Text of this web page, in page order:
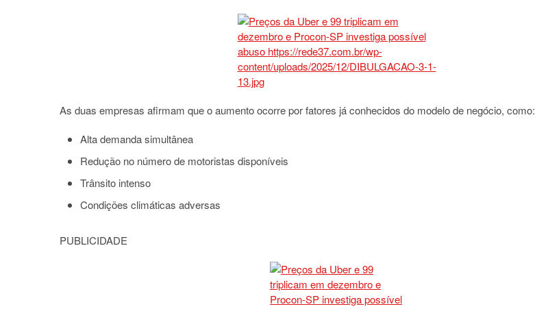
As duas empresas afirmam que o aumento ocorre por fatores já conhecidos do modelo de negócio, como:
Alta demanda simultânea
Redução no número de motoristas disponíveis
Trânsito intenso
Condições climáticas adversas
PUBLICIDADE